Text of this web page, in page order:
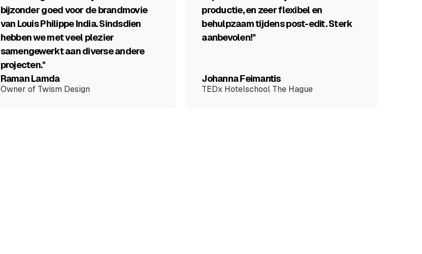
bijzonder goed voor de brandmovie
van Louis Philippe India. Sindsdien
hebben we met veel plezier
samengewerkt aan diverse andere
projecten."
Raman Lamda
Owner of Twism Design
productie, en zeer flexibel en
behulpzaam tijdens post-edit. Sterk
aanbevolen!"
Johanna Feimantis
TEDx Hotelschool The Hague